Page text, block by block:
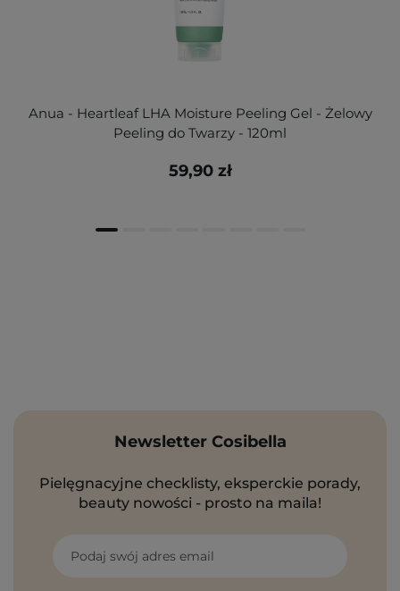
Anua - Heartleaf LHA Moisture Peeling Gel - Żelowy
Peeling do Twarzy - 120ml
59,90 zł
Newsletter Cosibella
Pielęgnacyjne checklisty, eksperckie porady,
beauty nowości - prosto na maila!
Podaj swój adres email